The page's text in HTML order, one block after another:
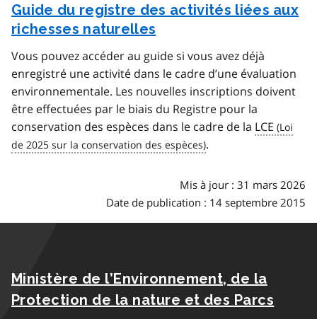
Guide du registre des activités liées aux
richesses naturelles
Vous pouvez accéder au guide si vous avez déjà
enregistré une activité dans le cadre d’une évaluation
environnementale. Les nouvelles inscriptions doivent
être effectuées par le biais du Registre pour la
conservation des espèces dans le cadre de la LCE
.
Mis à jour : 31 mars 2026
Date de publication : 14 septembre 2015
Ministère de l’Environnement, de la
Protection de la nature et des Parcs